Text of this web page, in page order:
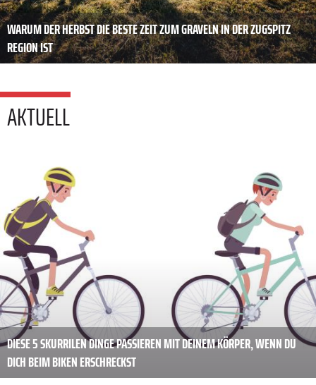
WARUM DER HERBST DIE BESTE ZEIT ZUM GRAVELN IN DER ZUGSPITZ
REGION IST
AKTUELL
DIESE 5 SKURRILEN DINGE PASSIEREN MIT DEINEM KÖRPER, WENN DU
DICH BEIM BIKEN ERSCHRECKST